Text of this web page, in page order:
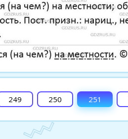
249 250 251